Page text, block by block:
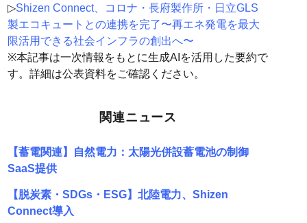
▷Shizen Connect、コロナ・長府製作所・日立GLS
製エコキュートとの連携を完了〜再エネ発電を最大
限活用できる社会インフラの創出へ〜
※本記事は一次情報をもとに生成AIを活用した要約で
す。詳細は公表資料をご確認ください。
関連ニュース
【蓄電関連】自然電力：太陽光併設蓄電池の制御
SaaS提供
【脱炭素・SDGs・ESG】北陸電力、Shizen
Connect導入